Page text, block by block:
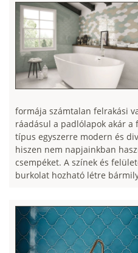
formája számtalan felrakási
ráadásul a padlólapok akár a
típus egyszerre modern és
hiszen nem napjainkban
csempéket. A színek és
burkolat hozható létre